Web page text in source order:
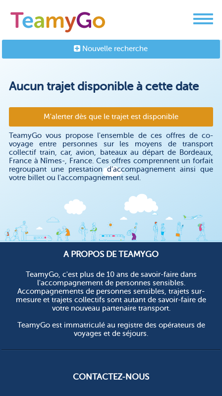
Nouvelle recherche
Aucun trajet disponible à cette date
M'alerter dès que le trajet est disponible
TeamyGo vous propose l'ensemble de ces offres de co-
voyage entre personnes sur les moyens de transport
collectif train, car, avion, bateaux au départ de Bordeaux,
France à Nîmes-, France. Ces offres comprennent un forfait
regroupant une prestation d'accompagnement ainsi que
votre billet ou l'accompagnement seul.
A PROPOS DE TEAMYGO
TeamyGo, c'est plus de 10 ans de savoir-faire dans
l'accompagnement de personnes sensibles.
Accompagnements de personnes sensibles, trajets sur-
mesure et trajets collectifs sont autant de savoir-faire de
votre nouveau partenaire transport.
TeamyGo est immatriculé au registre des opérateurs de
voyages et de séjours.
CONTACTEZ-NOUS